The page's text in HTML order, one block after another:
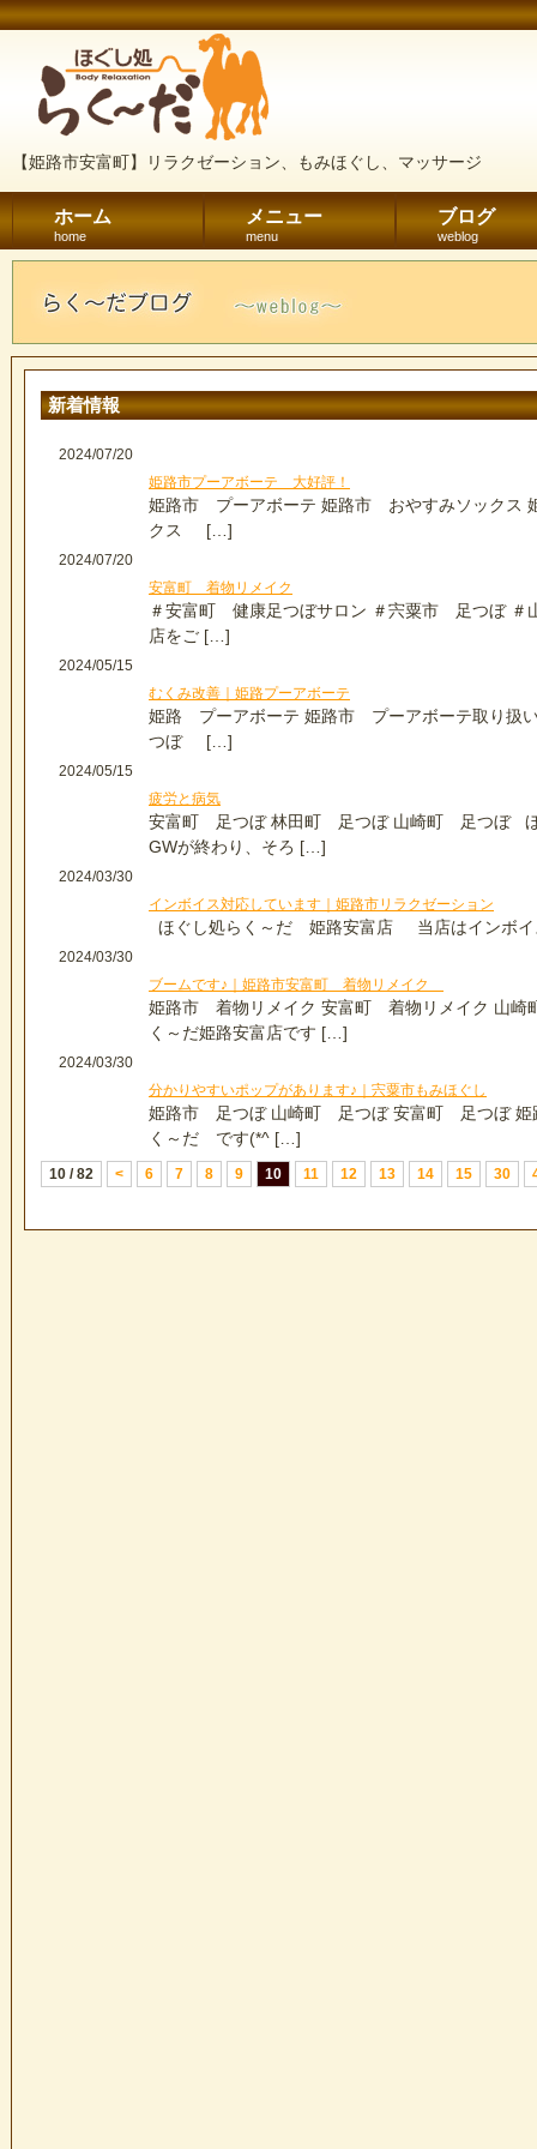
【姫路市安富町】リラクゼーション、もみほぐし、マッサージ
ホーム
home
メニュー
menu
ブログ
weblog
新着情報
2024/07/20
姫路市プーアボーテ 大好評！
姫路市 プーアボーテ 姫路市 おやすみソックス
クス […]
2024/07/20
安富町 着物リメイク
＃安富町 健康足つぼサロン ＃宍粟市 足つぼ
店をご […]
2024/05/15
むくみ改善｜姫路プーアボーテ
姫路 プーアボーテ 姫路市 プーアボーテ取り扱
つぼ […]
2024/05/15
疲労と病気
安富町 足つぼ 林田町 足つぼ 山崎町 足つぼ
GWが終わり、そろ […]
2024/03/30
インボイス対応しています｜姫路市リラクゼーション
ほぐし処らく～だ 姫路安富店 当店はインボイ
2024/03/30
ブームです♪｜姫路市安富町 着物リメイク
姫路市 着物リメイク 安富町 着物リメイク 山
く～だ姫路安富店です […]
2024/03/30
分かりやすいポップがあります♪｜宍粟市もみほぐし
姫路市 足つぼ 山崎町 足つぼ 安富町 足つぼ
く～だ です(*^ […]
10 / 82 < 6 7 8 9 10 11 12 13 14 15 30